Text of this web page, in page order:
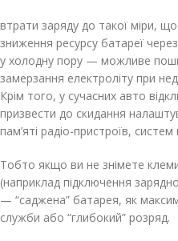
втрати заряду до такої міри,
зниження ресурсу батареї
у холодну пору — можливе
замерзання електроліту при
Крім того, у сучасних авто
призвести до скидання
пам’яті радіо-пристроїв,
Тобто якщо ви не знімете
(наприклад підключення
— “саджена” батарея, як
служби або “глибокий” розряд.